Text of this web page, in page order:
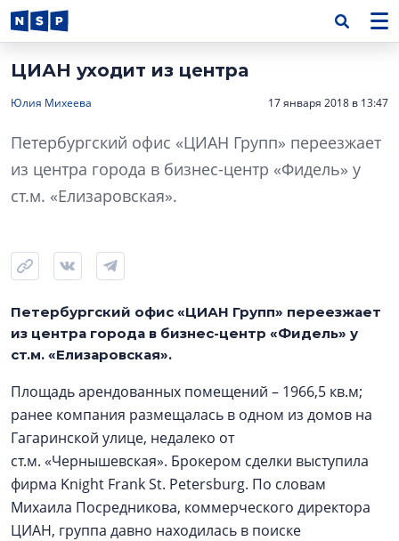
ЦИАН уходит из центра
Юлия Михеева 17 января 2018 в 13:47
Петербургский офис «ЦИАН Групп» переезжает
из центра города в бизнес-центр «Фидель» у
ст.м. «Елизаровская».
Петербургский офис «ЦИАН Групп» переезжает
из центра города в бизнес-центр «Фидель» у
ст.м. «Елизаровская».
Площадь арендованных помещений – 1966,5 кв.м;
ранее компания размещалась в одном из домов на
Гагаринской улице, недалеко от
ст.м. «Чернышевская». Брокером сделки выступила
фирма Knight Frank St. Petersburg. По словам
Михаила Посредникова, коммерческого директора
ЦИАН, группа давно находилась в поиске